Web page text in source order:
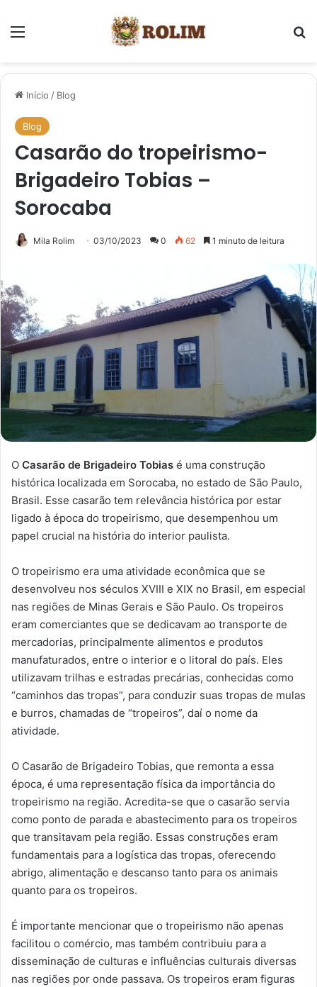
Menu
Início / Blog
Blog
Casarão do tropeirismo-
Brigadeiro Tobias –
Sorocaba
Mila Rolim 03/10/2023 0 62 1 minuto de leitura
O Casarão de Brigadeiro Tobias é uma construção
histórica localizada em Sorocaba, no estado de São Paulo,
Brasil. Esse casarão tem relevância histórica por estar
ligado à época do tropeirismo, que desempenhou um
papel crucial na história do interior paulista.
O tropeirismo era uma atividade econômica que se
desenvolveu nos séculos XVIII e XIX no Brasil, em especial
nas regiões de Minas Gerais e São Paulo. Os tropeiros
eram comerciantes que se dedicavam ao transporte de
mercadorias, principalmente alimentos e produtos
manufaturados, entre o interior e o litoral do país. Eles
utilizavam trilhas e estradas precárias, conhecidas como
“caminhos das tropas”, para conduzir suas tropas de mulas
e burros, chamadas de “tropeiros”, daí o nome da
atividade.
O Casarão de Brigadeiro Tobias, que remonta a essa
época, é uma representação física da importância do
tropeirismo na região. Acredita-se que o casarão servia
como ponto de parada e abastecimento para os tropeiros
que transitavam pela região. Essas construções eram
fundamentais para a logística das tropas, oferecendo
abrigo, alimentação e descanso tanto para os animais
quanto para os tropeiros.
É importante mencionar que o tropeirismo não apenas
facilitou o comércio, mas também contribuiu para a
disseminação de culturas e influências culturais diversas
nas regiões por onde passava. Os tropeiros eram figuras